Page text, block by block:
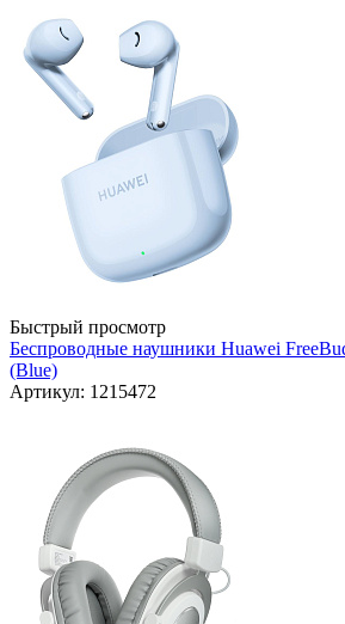
Быстрый просмотр
Беспроводные наушники Huawei
(Blue)
Артикул: 1215472